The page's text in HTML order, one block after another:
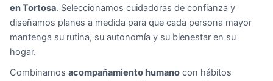
en Tortosa. Seleccionamos cuidadoras de confianza y
diseñamos planes a medida para que cada persona mayor
mantenga su rutina, su autonomía y su bienestar en su
hogar.
Combinamos acompañamiento humano con hábitos